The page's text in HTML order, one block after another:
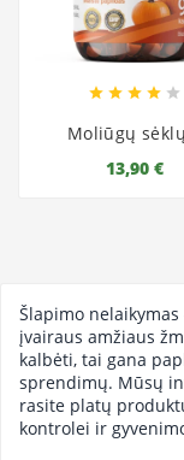
    
Moliūgų
13,90 €
Šlapimo
įvairaus amžiaus
kalbėti, tai gana
sprendimų. Mūsų
rasite platų
kontrolei ir